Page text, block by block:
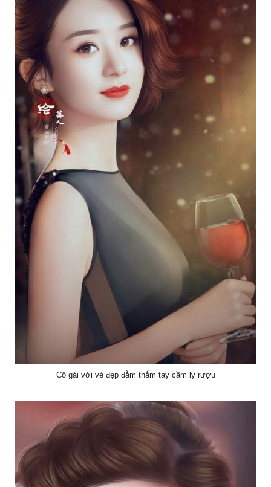
Cô gái với vẻ đẹp đằm thắm tay cầm ly rượu